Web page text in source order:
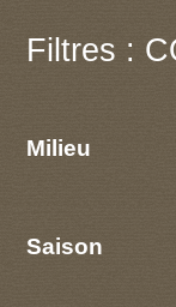
Filtres :
Milieu
Saison